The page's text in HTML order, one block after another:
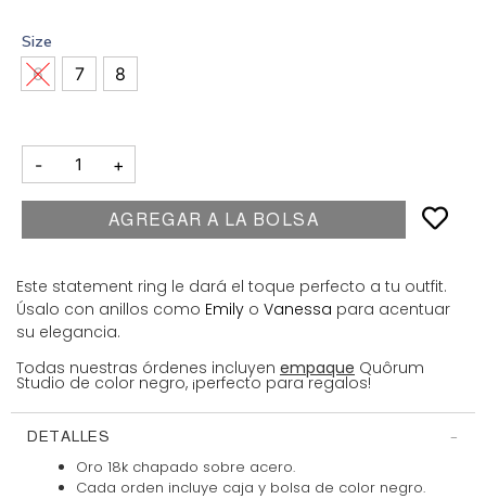
Size
6 7 8
- +
AGREGAR A LA BOLSA
Este statement ring le dará el toque perfecto a tu outfit.
Úsalo con anillos como Emily o Vanessa para acentuar
su elegancia.
Todas nuestras órdenes incluyen empaque Quôrum
Studio de color negro, ¡perfecto para regalos!
DETALLES
Oro 18k chapado sobre acero.
Cada orden incluye caja y bolsa de color negro.